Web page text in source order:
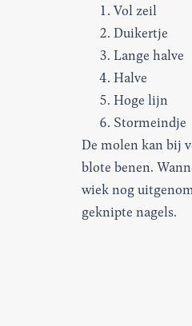
Vol zeil
Duikertje
Lange halve
Halve
Hoge lijn
Stormeindje
De molen kan bij
blote benen.
wiek nog
geknipte nagels.